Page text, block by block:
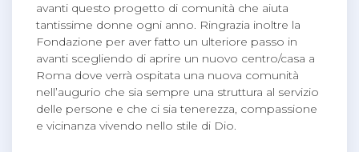
avanti questo progetto di comunità che aiuta
tantissime donne ogni anno. Ringrazia inoltre la
Fondazione per aver fatto un ulteriore passo in
avanti scegliendo di aprire un nuovo centro/casa a
Roma dove verrà ospitata una nuova comunità
nell’augurio che sia sempre una struttura al servizio
delle persone e che ci sia tenerezza, compassione
e vicinanza vivendo nello stile di Dio.